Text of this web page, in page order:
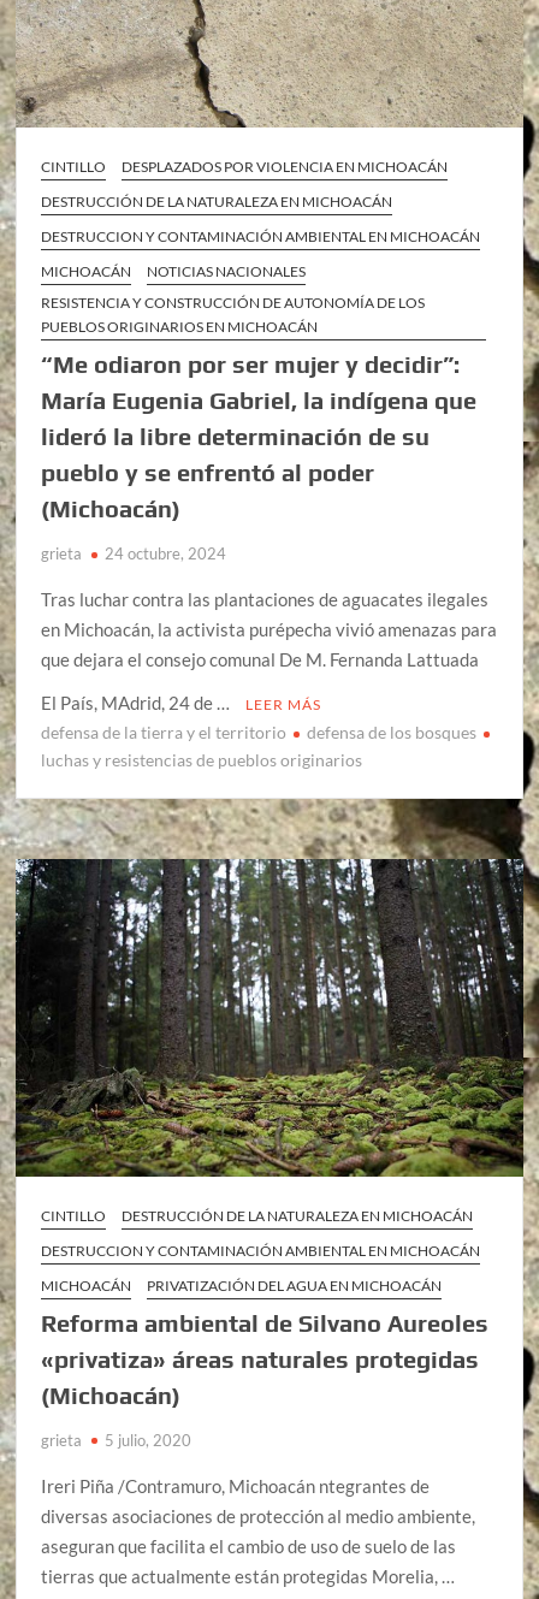
CINTILLO
DESPLAZADOS POR VIOLENCIA EN MICHOACÁN
DESTRUCCIÓN DE LA NATURALEZA EN MICHOACÁN
DESTRUCCION Y CONTAMINACIÓN AMBIENTAL EN MICHOACÁN
MICHOACÁN
NOTICIAS NACIONALES
RESISTENCIA Y CONSTRUCCIÓN DE AUTONOMÍA DE LOS
PUEBLOS ORIGINARIOS EN MICHOACÁN
“Me odiaron por ser mujer y decidir”:
María Eugenia Gabriel, la indígena que
lideró la libre determinación de su
pueblo y se enfrentó al poder
(Michoacán)
grieta 24 octubre, 2024
Tras luchar contra las plantaciones de aguacates ilegales
en Michoacán, la activista purépecha vivió amenazas para
que dejara el consejo comunal De M. Fernanda Lattuada
El País, MAdrid, 24 de …
LEER MÁS
defensa de la tierra y el territorio
defensa de los bosques
luchas y resistencias de pueblos originarios
CINTILLO
DESTRUCCIÓN DE LA NATURALEZA EN MICHOACÁN
DESTRUCCION Y CONTAMINACIÓN AMBIENTAL EN MICHOACÁN
MICHOACÁN
PRIVATIZACIÓN DEL AGUA EN MICHOACÁN
Reforma ambiental de Silvano Aureoles
«privatiza» áreas naturales protegidas
(Michoacán)
grieta 5 julio, 2020
Ireri Piña /Contramuro, Michoacán ntegrantes de
diversas asociaciones de protección al medio ambiente,
aseguran que facilita el cambio de uso de suelo de las
tierras que actualmente están protegidas Morelia, …